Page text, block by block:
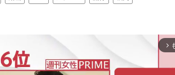
arrow_forward_ios